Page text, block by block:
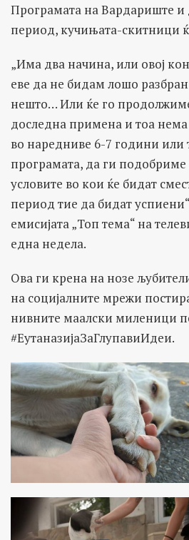
Програмата на Вардариште и
период, кучињата-скитници
„Има два начина, или овој
еве да не бидам лошо
нешто… Или ќе го
доследна примена и тоа
во наредниве 6-7 години или
програмата, да ги подобриме
условите во кои ќе бидат
период тие да бидат
емисијата „Топ тема“ на
една недела.
Ова ги крена на нозе
на социјалните мрежи
нивните маалски миленици
#ЕутаназијаЗаГлупавиИдеи.